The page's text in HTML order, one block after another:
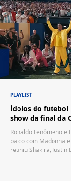
Ídolos do futebol
show da final da
Ronaldo Fenômeno e
palco com Madonna
reuniu Shakira, Justin
PLAYLIST